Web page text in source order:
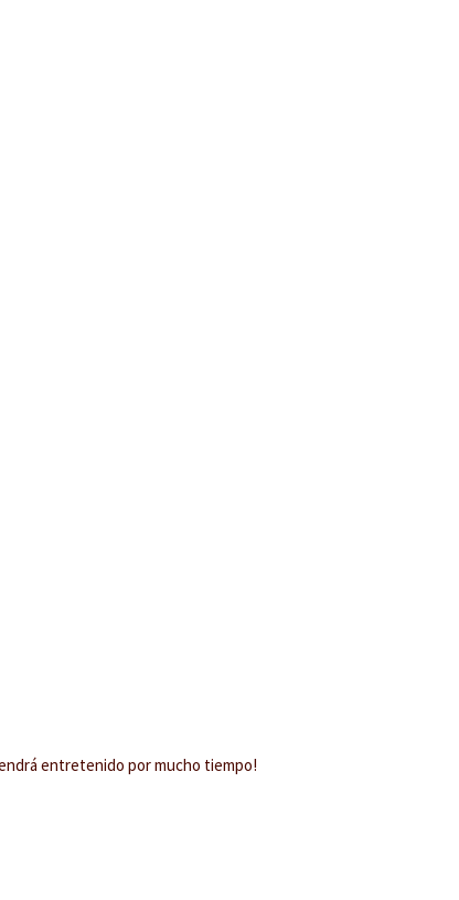
entretenido por mucho tiempo!